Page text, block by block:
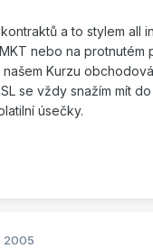
a to stylem all
nebo na
Kurzu
se vždy snažím mít
úsečky.
2005